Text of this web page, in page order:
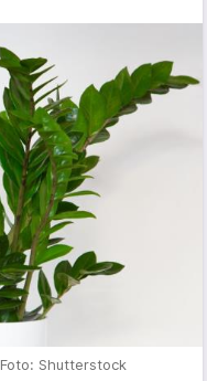
Foto: Shutterstock